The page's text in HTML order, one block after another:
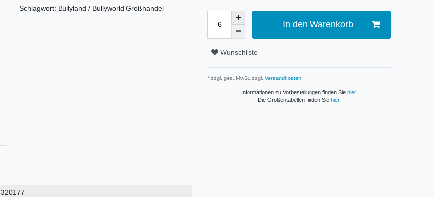
Schlagwort: Bullyland / Bullyworld Großhandel
In den Warenkorb
Wunschliste
* zzgl. ges. MwSt. zzgl. Versandkosten
Informationen zu Vorbestellungen finden Sie hier.
Die Größentabellen finden Sie hier.
320177